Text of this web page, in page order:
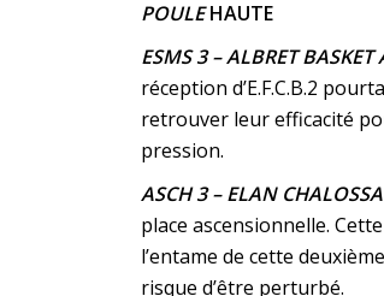
POULEHAUTE
ESMS 3 – ALBRET
réception d’E.F.C.B.2
retrouver leur efficacité
pression.
ASCH 3 – ELAN
place ascensionnelle.
l’entame de cette
risque d’être perturbé.